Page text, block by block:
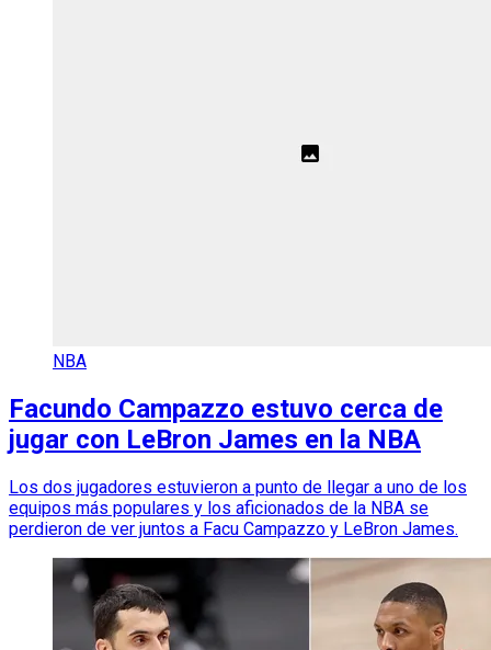
NBA
Facundo Campazzo estuvo cerca de
jugar con LeBron James en la NBA
Los dos jugadores estuvieron a punto de llegar a uno de los
equipos más populares y los aficionados de la NBA se
perdieron de ver juntos a Facu Campazzo y LeBron James.